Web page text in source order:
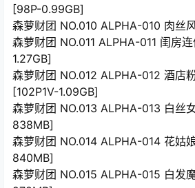
[98P-0.99GB]
森萝财团 NO.010 ALPHA-010 肉丝
森萝财团 NO.011 ALPHA-011 闺房
1.27GB]
森萝财团 NO.012 ALPHA-012 酒店
[102P1V-1.09GB]
森萝财团 NO.013 ALPHA-013 白丝
838MB]
森萝财团 NO.014 ALPHA-014 花姑
840MB]
森萝财团 NO.015 ALPHA-015 白发